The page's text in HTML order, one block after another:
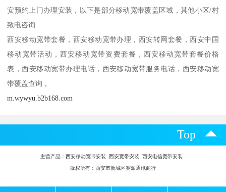
安预约上门办理安装，以下是部分移动宽带覆盖区域，其他小区/村
致电咨询
西安移动宽带套餐，西安移动宽带办理，西安转网套餐，西安中国
移动宽带活动，西安移动宽带资费套餐，西安移动宽带套餐价格
表，西安移动宽带办理电话，西安移动宽带服务电话，西安移动宽
带覆盖查询，
m.wywyu.b2b168.com
Top
主营产品： 西安移动宽带安装 西安宽带安装 西安电信宽带安装
版权所有：西安市新城区赛派通讯商行